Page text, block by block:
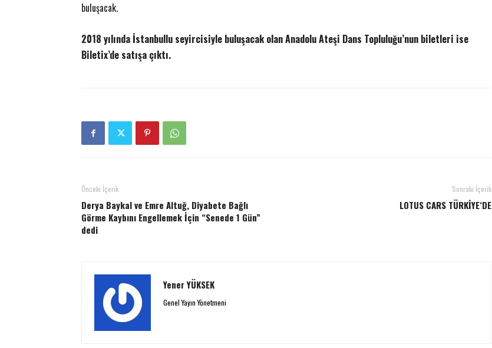
buluşacak.
2018 yılında İstanbullu seyircisiyle buluşacak olan Anadolu Ateşi Dans Topluluğu’nun biletleri ise
Biletix’de satışa çıktı.
Önceki İçerik
​Derya Baykal ve Emre Altuğ, Diyabete Bağlı
Görme Kaybını Engellemek İçin “Senede 1 Gün”
dedi
Sonraki İçerik
LOTUS CARS TÜRKİYE‘DE
Yener YÜKSEK
Genel Yayın Yönetmeni